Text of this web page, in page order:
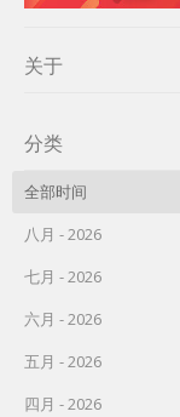
关于
分类
全部时间
八月 - 2026
七月 - 2026
六月 - 2026
五月 - 2026
四月 - 2026